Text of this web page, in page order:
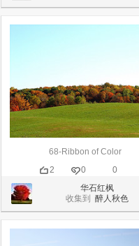
68-Ribbon of Color
2
0
0
华石红枫
收集到醉人秋色